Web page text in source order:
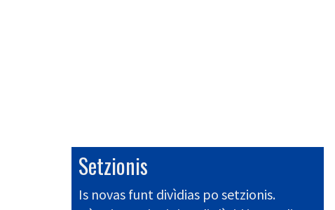
Setzionis
Is novas funt divìdias po setzionis.